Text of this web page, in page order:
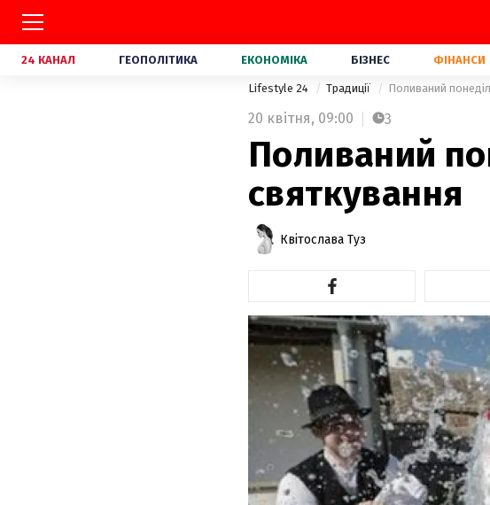
24 КАНАЛ ГЕОПОЛІТИКА ЕКОНОМІКА БІЗНЕС ФІНАНСИ
Lifestyle 24 Традиції Поливаний
20 квітня, 09:00 3
Поливаний
святкування
Квітослава Туз